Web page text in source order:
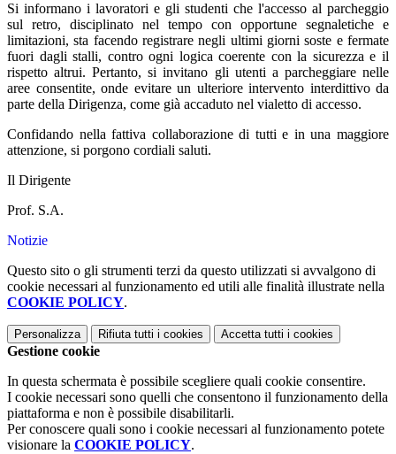
Si informano i lavoratori e gli studenti che l'accesso al parcheggio
sul retro, disciplinato nel tempo con opportune segnaletiche e
limitazioni, sta facendo registrare negli ultimi giorni soste e fermate
fuori dagli stalli, contro ogni logica coerente con la sicurezza e il
rispetto altrui. Pertanto, si invitano gli utenti a parcheggiare nelle
aree consentite, onde evitare un ulteriore intervento interdittivo da
parte della Dirigenza, come già accaduto nel vialetto di accesso.
Confidando nella fattiva collaborazione di tutti e in una maggiore
attenzione, si porgono cordiali saluti.
Il Dirigente
Prof. S.A.
Notizie
Questo sito o gli strumenti terzi da questo utilizzati si avvalgono di
cookie necessari al funzionamento ed utili alle finalità illustrate nella
COOKIE POLICY.
Personalizza Rifiuta tutti i cookies Accetta tutti i cookies
Gestione cookie
In questa schermata è possibile scegliere quali cookie consentire.
I cookie necessari sono quelli che consentono il funzionamento della
piattaforma e non è possibile disabilitarli.
Per conoscere quali sono i cookie necessari al funzionamento potete
visionare la COOKIE POLICY.